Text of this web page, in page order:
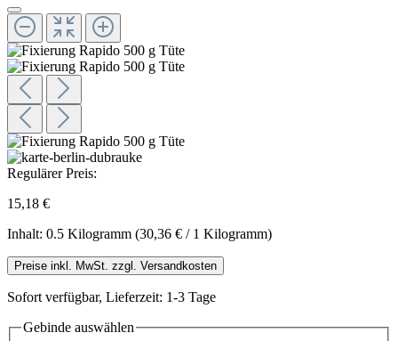
Regulärer Preis:
15,18 €
Inhalt: 0.5 Kilogramm (30,36 € / 1 Kilogramm)
Preise inkl. MwSt. zzgl. Versandkosten
Sofort verfügbar, Lieferzeit: 1-3 Tage
Gebinde auswählen